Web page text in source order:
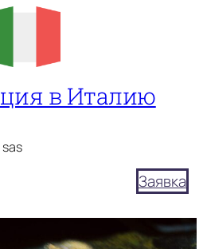
в Италию
Заявка